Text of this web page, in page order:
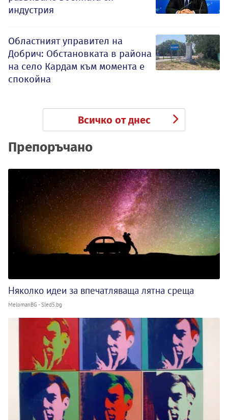
индустрия
Oбластният управител на
Добрич: Обстановката в района
на село Кардам към момента е
спокойна
Всичко от днес
Препоръчано
Няколко идеи за впечатляваща лятна среща
MelomanBG - Sled5.bg